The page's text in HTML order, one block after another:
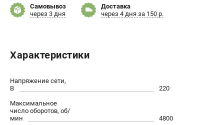
ИНФОРМАЦИЯ
Новости
Контакты
Способы оплаты
Как нас найти
Самовывоз
через 3 дня
Доставка
через 4 дня за 150 р.
Характеристики
Напряжение сети,
В
220
Максимальное
число оборотов, об/
мин
4800